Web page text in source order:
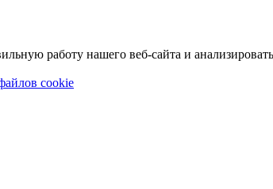
работу нашего веб-сайта и
cookie